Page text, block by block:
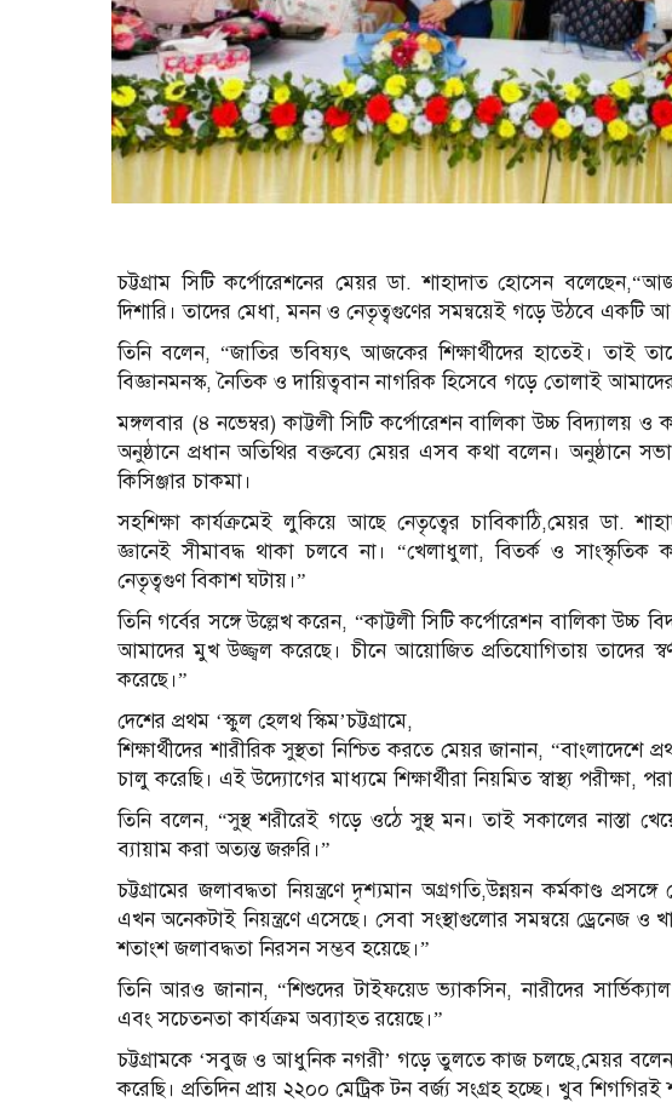
চট্টগ্রাম সিটি কর্পোরেশনের মেয়র ডা. শাহাদাত হোসেন
দিশারি। তাদের মেধা, মনন ও নেতৃত্বগুণের সমন্বয়েই গড়ে উঠবে একটি
তিনি বলেন, “জাতির ভবিষ্যৎ আজকের শিক্ষার্থীদের হাতেই। তাই
বিজ্ঞানমনস্ক, নৈতিক ও দায়িত্ববান নাগরিক হিসেবে গড়ে তোলাই
মঙ্গলবার (৪ নভেম্বর) কাট্টলী সিটি কর্পোরেশন বালিকা উচ্চ বিদ্যালয়
অনুষ্ঠানে প্রধান অতিথির বক্তব্যে মেয়র এসব কথা বলেন। অনুষ্ঠানে
কিসিঞ্জার চাকমা।
সহশিক্ষা কার্যক্রমেই লুকিয়ে আছে নেতৃত্বের চাবিকাঠি,মেয়র ডা.
জ্ঞানেই সীমাবদ্ধ থাকা চলবে না। “খেলাধুলা, বিতর্ক ও সাংস্কৃতিক
নেতৃত্বগুণ বিকাশ ঘটায়।”
তিনি গর্বের সঙ্গে উল্লেখ করেন, “কাট্টলী সিটি কর্পোরেশন বালিকা উচ্চ
আমাদের মুখ উজ্জ্বল করেছে। চীনে আয়োজিত প্রতিযোগিতায় তাদের
করেছে।”
দেশের প্রথম ‘স্কুল হেলথ স্কিম’চট্টগ্রামে,
শিক্ষার্থীদের শারীরিক সুস্থতা নিশ্চিত করতে মেয়র জানান, “বাংলাদেশে
চালু করেছি। এই উদ্যোগের মাধ্যমে শিক্ষার্থীরা নিয়মিত স্বাস্থ্য পরীক্ষা,
তিনি বলেন, “সুস্থ শরীরেই গড়ে ওঠে সুস্থ মন। তাই সকালের নাস্তা
ব্যায়াম করা অত্যন্ত জরুরি।”
চট্টগ্রামের জলাবদ্ধতা নিয়ন্ত্রণে দৃশ্যমান অগ্রগতি,উন্নয়ন কর্মকাণ্ড
এখন অনেকটাই নিয়ন্ত্রণে এসেছে। সেবা সংস্থাগুলোর সমন্বয়ে ড্রেনেজ
শতাংশ জলাবদ্ধতা নিরসন সম্ভব হয়েছে।”
তিনি আরও জানান, “শিশুদের টাইফয়েড ভ্যাকসিন, নারীদের সার্ভিক্যাল
এবং সচেতনতা কার্যক্রম অব্যাহত রয়েছে।”
চট্টগ্রামকে ‘সবুজ ও আধুনিক নগরী’ গড়ে তুলতে কাজ চলছে,মেয়র
করেছি। প্রতিদিন প্রায় ২২০০ মেট্রিক টন বর্জ্য সংগ্রহ হচ্ছে। খুব